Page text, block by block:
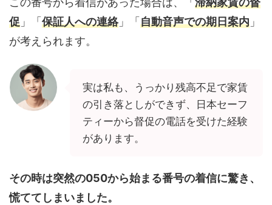
促 」「 保証人への連絡」「 自動音声での期日案内 」
が考えられます。
実は私も、うっかり残高不足で家賃
の引き落としができず、日本セーフ
ティーから督促の電話を受けた経験
があります。
その時は突然の050から始まる番号の着信に驚き、
慌ててしまいました。